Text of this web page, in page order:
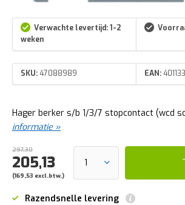
Verwachte levertijd: 1-2
weken
SKU:47088989 EAN:
Hager berker s/b 1/3/7 stopcontact (wcd
informatie »
297,30
205,13
(169,53 excl.btw.)
Razendsnelle levering